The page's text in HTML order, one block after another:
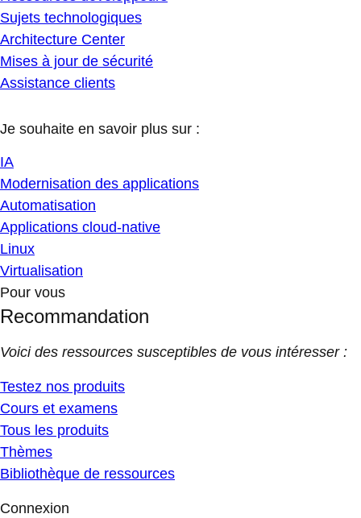
Sujets technologiques
Architecture Center
Mises à jour de sécurité
Assistance clients
Je souhaite en savoir plus sur :
IA
Modernisation des applications
Automatisation
Applications cloud-native
Linux
Virtualisation
Pour vous
Recommandation
Voici des ressources susceptibles de vous intéresser :
Testez nos produits
Cours et examens
Tous les produits
Thèmes
Bibliothèque de ressources
Connexion